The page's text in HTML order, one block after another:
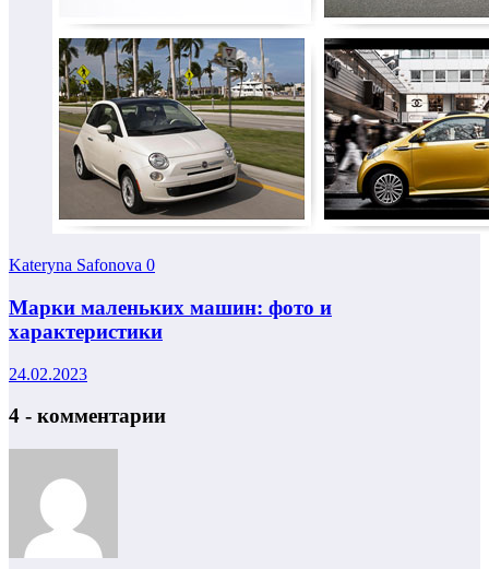
Kateryna Safonova 0
Марки маленьких машин: фото и
характеристики
24.02.2023
4 - комментарии